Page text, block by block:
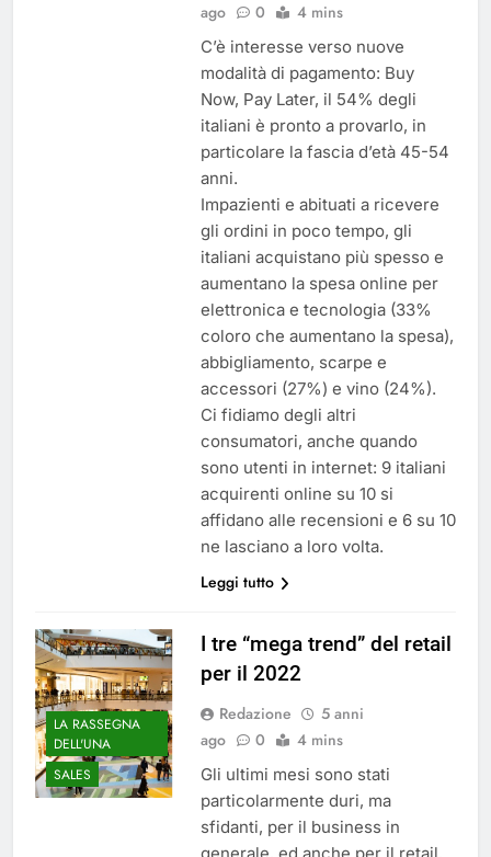
ago
0 4 mins
C’è interesse verso nuove
modalità di pagamento: Buy
Now, Pay Later, il 54% degli
italiani è pronto a provarlo, in
particolare la fascia d’età 45-54
anni.
Impazienti e abituati a ricevere
gli ordini in poco tempo, gli
italiani acquistano più spesso e
aumentano la spesa online per
elettronica e tecnologia (33%
coloro che aumentano la spesa),
abbigliamento, scarpe e
accessori (27%) e vino (24%).
Ci fidiamo degli altri
consumatori, anche quando
sono utenti in internet: 9 italiani
acquirenti online su 10 si
affidano alle recensioni e 6 su 10
ne lasciano a loro volta.
Leggi tutto
LA RASSEGNA
DELL'UNA
SALES
I tre “mega trend” del retail
per il 2022
Redazione
5 anni
ago
0 4 mins
Gli ultimi mesi sono stati
particolarmente duri, ma
sfidanti, per il business in